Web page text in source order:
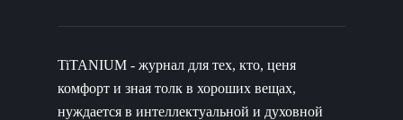
TiTANIUM - журнал для тех, кто, ценя
комфорт и зная толк в хороших вещах,
нуждается в интеллектуальной и духовной